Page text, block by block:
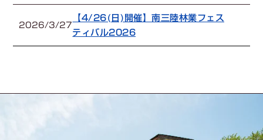
2026/3/27【4/26(日)開催】南三陸林業フェス
ティバル2026